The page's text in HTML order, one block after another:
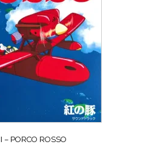
– PORCO ROSSO